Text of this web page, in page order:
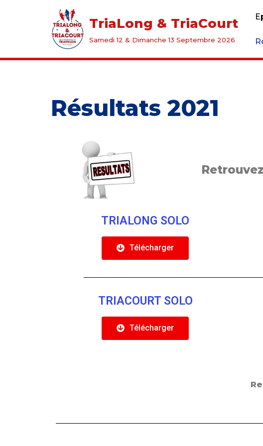
TriaLong & TriaCourt
Samedi 12 & Dimanche 13 Septembre 2026
Résultats 2021
TRIALONG SOLO
Télécharger
TRIACOURT SOLO
Télécharger